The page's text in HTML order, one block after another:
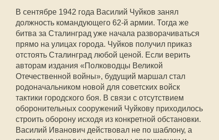
В сентябре 1942 года Василий Чуйков занял
должность командующего 62-й армии. Тогда же
битва за Сталинград уже начала разворачиваться
прямо на улицах города. Чуйков получил приказ
отстоять Сталинград любой ценой. Если верить
авторам издания «Полководцы Великой
Отечественной войны», будущий маршал стал
родоначальником новой для советских войск
тактики городского боя. В связи с отсутствием
оборонительных сооружений Чуйкову приходилось
строить оборону исходя из конкретной обстановки.
Василий Иванович действовал не по шаблону, а